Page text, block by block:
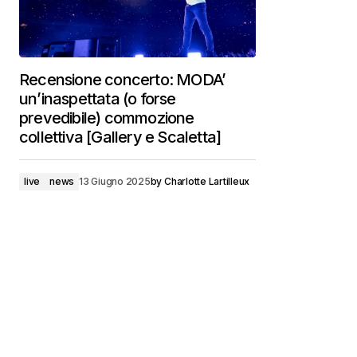
Recensione concerto: MODA’
un’inaspettata (o forse
prevedibile) commozione
collettiva [Gallery e Scaletta]
live news 13 Giugno 2025by Charlotte Lartilleux